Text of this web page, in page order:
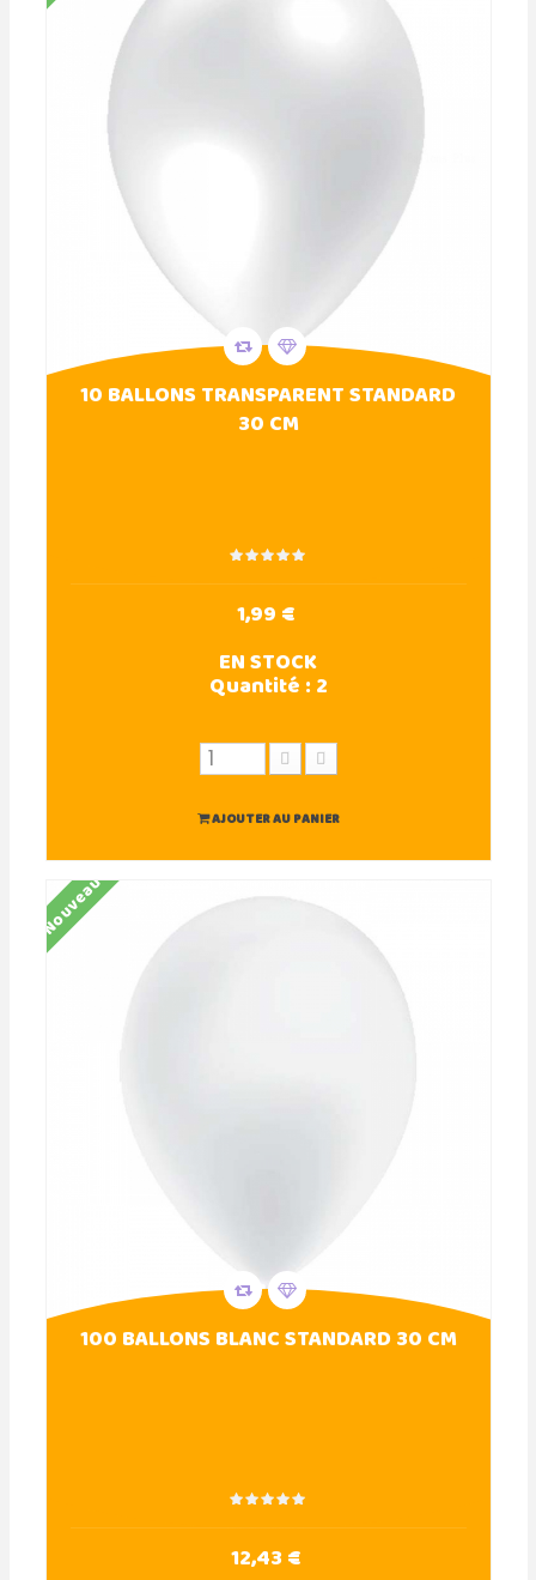
10 BALLONS TRANSPARENT STANDARD
30 CM
1,99 €
EN STOCK
Quantité :2
AJOUTER AU PANIER
Nouveau
100 BALLONS BLANC STANDARD 30 CM
12,43 €